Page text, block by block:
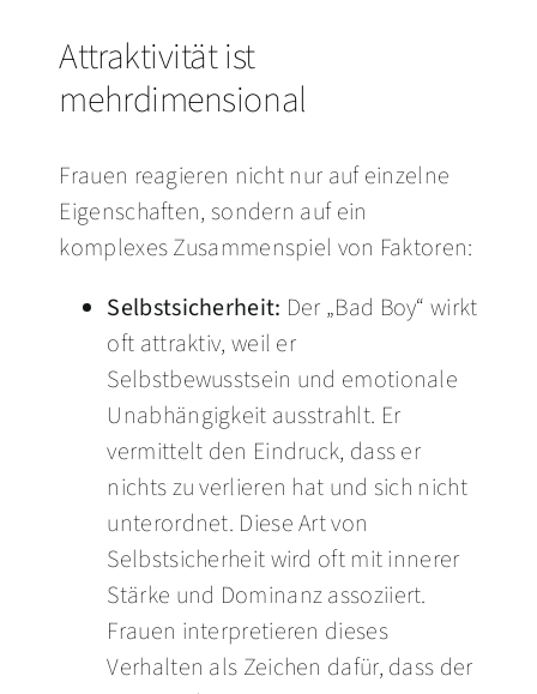
Attraktivität ist
mehrdimensional
Frauen reagieren nicht nur auf einzelne
Eigenschaften, sondern auf ein
komplexes Zusammenspiel von Faktoren:
Selbstsicherheit: Der „Bad Boy“ wirkt
oft attraktiv, weil er
Selbstbewusstsein und emotionale
Unabhängigkeit ausstrahlt. Er
vermittelt den Eindruck, dass er
nichts zu verlieren hat und sich nicht
unterordnet. Diese Art von
Selbstsicherheit wird oft mit innerer
Stärke und Dominanz assoziiert.
Frauen interpretieren dieses
Verhalten als Zeichen dafür, dass der